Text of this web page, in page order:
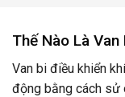
Thế Nào Là
Van bi điều khiển
động bằng cách sử